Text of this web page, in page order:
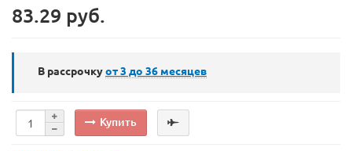
83.29 руб.
В рассрочкуот 3 до 36 месяцев
Купить